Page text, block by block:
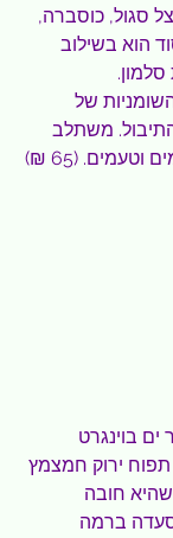
סגול, כוסברה,
הוא בשילוב
של
משתלב
(65 ₪)
ים בוינגרט
ירוק חמצמץ
שהיא חובה
ברמה